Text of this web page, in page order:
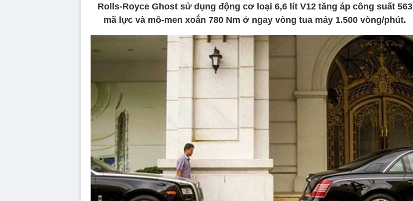
Rolls-Royce Ghost sử dụng động cơ loại 6,6 lít V12 tăng áp công suất 563
mã lực và mô-men xoắn 780 Nm ở ngay vòng tua máy 1.500 vòng/phút.